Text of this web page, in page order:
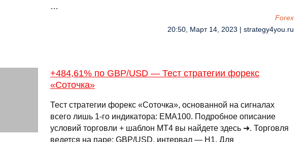
…
Forex
20:50, Март 14, 2023 | strategy4you.ru
+484,61% по GBP/USD — Тест стратегии форекс
«Соточка»
Тест стратегии форекс «Соточка», основанной на сигналах
всего лишь 1-го индикатора: EMA100. Подробное описание
условий торговли + шаблон МТ4 вы найдете здесь ➜. Торговля
ведется на паре: GBP/USD, интервал — H1. Для